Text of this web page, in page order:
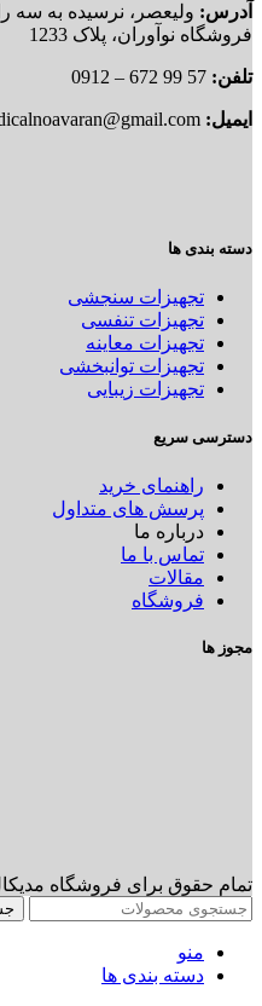
آدرس: ولیعصر، نرسیده به سه
فروشگاه نوآوران، پلاک 1233
تلفن: 57 99 672 – 0912
ایمیل:
دسته بندی ها
تجهیزات سنجشی
تجهیزات تنفسی
تجهیزات معاینه
تجهیزات توانبخشی
تجهیزات زیبایی
دسترسی سریع
راهنمای خرید
پرسش های متداول
درباره ما
تماس با ما
مقالات
فروشگاه
مجوز ها
تمام حقوق برای فروشگاه
منو
دسته بندی ها